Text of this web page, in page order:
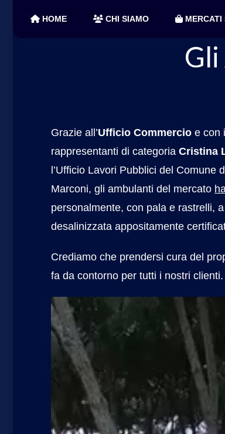
Il Mercato di Forte
Info, eventi, foto e news dal mercato più
HOME CHI SIAMO MERCATI
Grazie all’Ufficio Commercio e con
rappresentanti di categoria Cristina
l’Ufficio Lavori Pubblici del
Marconi, gli ambulanti del mercato
personalmente, con pala e rastrelli,
desalinizzata appositamente
Crediamo che prendersi cura del
fa da contorno per tutti i nostri clienti.